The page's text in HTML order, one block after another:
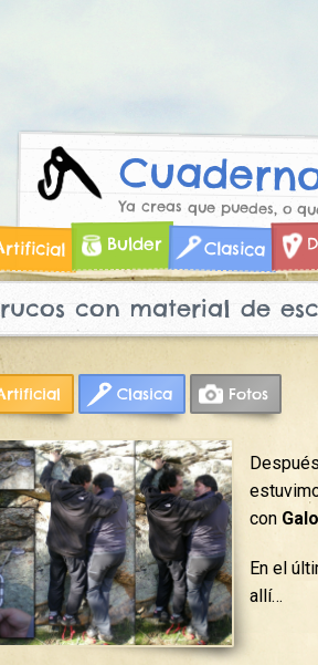
Ya creas que puedes, o
Bulder Clasica
con material de
Clasica Fotos
con Galo
En el
allí…